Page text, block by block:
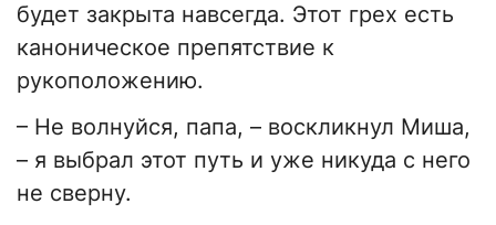
будет закрыта навсегда. Этот грех есть
каноническое препятствие к
рукоположению.
– Не волнуйся, папа, – воскликнул Миша,
– я выбрал этот путь и уже никуда с него
не сверну.